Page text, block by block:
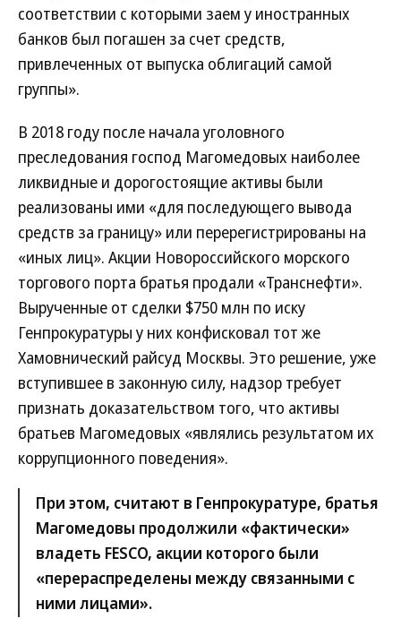
соответствии с которыми заем у иностранных
банков был погашен за счет средств,
привлеченных от выпуска облигаций самой
группы».
В 2018 году после начала уголовного
преследования господ Магомедовых наиболее
ликвидные и дорогостоящие активы были
реализованы ими «для последующего вывода
средств за границу» или перерегистрированы на
«иных лиц». Акции Новороссийского морского
торгового порта братья продали «Транснефти».
Вырученные от сделки $750 млн по иску
Генпрокуратуры у них конфисковал тот же
Хамовнический райсуд Москвы. Это решение, уже
вступившее в законную силу, надзор требует
признать доказательством того, что активы
братьев Магомедовых «являлись результатом их
коррупционного поведения».
При этом, считают в Генпрокуратуре, братья
Магомедовы продолжили «фактически»
владеть FESCO, акции которого были
«перераспределены между связанными с
ними лицами».